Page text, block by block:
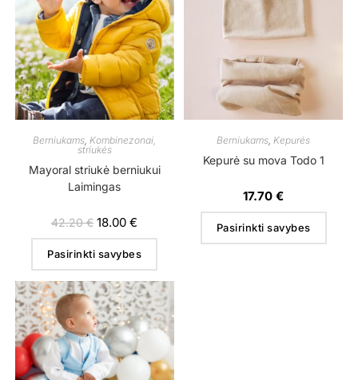
Berniukams,Kombinezonai,
striukės
Mayoral striukė berniukui
Laimingas
42.20€ 18.00€
Pasirinkti savybes
Berniukams,Kepurės
Kepurė su mova Todo 1
17.70€
Pasirinkti savybes